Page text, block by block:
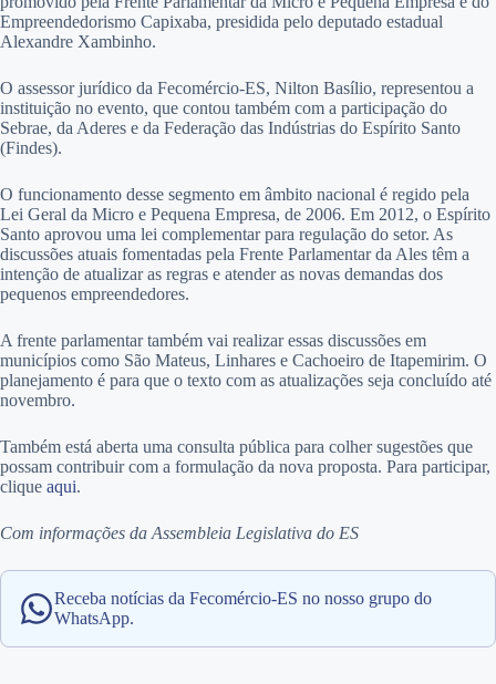
Empreendedorismo Capixaba, presidida pelo deputado estadual
Alexandre Xambinho.
O assessor jurídico da Fecomércio-ES, Nilton Basílio, representou a
instituição no evento, que contou também com a participação do
Sebrae, da Aderes e da Federação das Indústrias do Espírito Santo
(Findes).
O funcionamento desse segmento em âmbito nacional é regido pela
Lei Geral da Micro e Pequena Empresa, de 2006. Em 2012, o Espírito
Santo aprovou uma lei complementar para regulação do setor. As
discussões atuais fomentadas pela Frente Parlamentar da Ales têm a
intenção de atualizar as regras e atender as novas demandas dos
pequenos empreendedores.
A frente parlamentar também vai realizar essas discussões em
municípios como São Mateus, Linhares e Cachoeiro de Itapemirim. O
planejamento é para que o texto com as atualizações seja concluído até
novembro.
Também está aberta uma consulta pública para colher sugestões que
possam contribuir com a formulação da nova proposta. Para participar,
clique aqui.
Com informações da Assembleia Legislativa do ES
Receba notícias da Fecomércio-ES no nosso grupo do
WhatsApp.